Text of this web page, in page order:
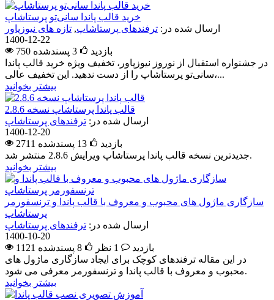
خرید قالب پاندا سانی‌تو پرستاشاپ
ارسال شده در: ترفندهای پرستاشاپ, تازه های نیوزپاور
1400-12-22
750 بازدید
3 پسندشده
در جشنواره استقبال از نوروز نیوزپاور، تخفیف ویژه خرید قالب پاندا
سانی‌تو پرستاشاپ را از دست ندهید. این تخفیف عالی،...
بیشتر بخوانید
قالب پاندا پرستاشاپ نسخه 2.8.6
ارسال شده در: ترفندهای پرستاشاپ
1400-12-20
2711 بازدید
13 پسندشده
جدیدترین نسخه قالب پاندا پرستاشاپ ویرایش 2.8.6 منتشر شد.
بیشتر بخوانید
سازگاری ماژول های محبوب و معروف با قالب پاندا و ترنسفورمر
پرستاشاپ
ارسال شده در: ترفندهای پرستاشاپ
1400-10-20
1121 بازدید
1 نظر 8 پسندشده
در این مقاله ترفندهای کوچک برای ایجاد سازگاری ماژول های
محبوب و معروف با قالب پاندا و ترنسفورمر معرفی می شود.
بیشتر بخوانید